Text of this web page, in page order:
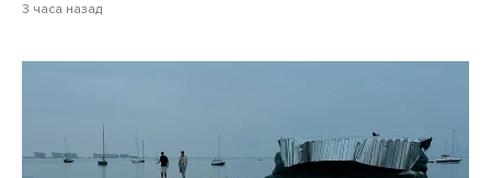
3 часа назад